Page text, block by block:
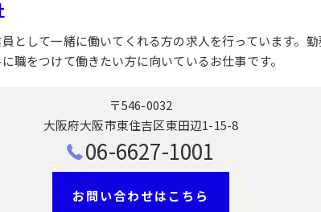
として一緒に働いてくれる方の求人を行っています。
職をつけて働きたい方に向いているお仕事です。
〒546-0032
大阪府大阪市東住吉区東田辺1-15-8
06-6627-1001
お問い合わせはこちら